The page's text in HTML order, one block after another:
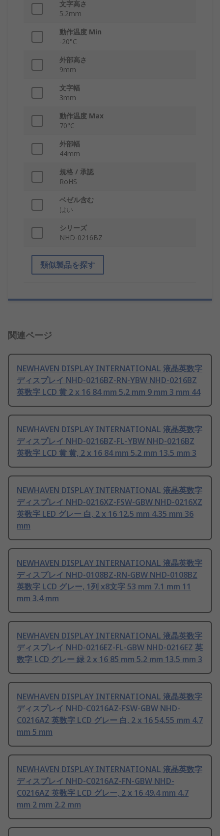
文字高さ
5.2mm
動作温度 Min
-20°C
外部高さ
9mm
文字幅
3mm
動作温度 Max
70°C
外部幅
44mm
規格 / 承認
RoHS
ベゼル含む
はい
シリーズ
NHD-0216BZ
類似製品を探す
関連ページ
NEWHAVEN DISPLAY INTERNATIONAL 液晶英数字
ディスプレイ NHD-0216BZ-RN-YBW NHD-0216BZ
英数字 LCD 黄 2 x 16 84 mm 5.2 mm 9 mm 3 mm 44
NEWHAVEN DISPLAY INTERNATIONAL 液晶英数字
ディスプレイ NHD-0216BZ-FL-YBW NHD-0216BZ
英数字 LCD 黄 黄, 2 x 16 84 mm 5.2 mm 13.5 mm 3
NEWHAVEN DISPLAY INTERNATIONAL 液晶英数字
ディスプレイ NHD-0216XZ-FSW-GBW NHD-0216XZ
英数字 LED グレー 白, 2 x 16 12.5 mm 4.35 mm 36
mm
NEWHAVEN DISPLAY INTERNATIONAL 液晶英数字
ディスプレイ NHD-0108BZ-RN-GBW NHD-0108BZ
英数字 LCD グレー, 1列 x8文字 53 mm 7.1 mm 11
mm 3.4 mm
NEWHAVEN DISPLAY INTERNATIONAL 液晶英数字
ディスプレイ NHD-0216EZ-FL-GBW NHD-0216EZ 英
数字 LCD グレー 緑 2 x 16 85 mm 5.2 mm 13.5 mm 3
NEWHAVEN DISPLAY INTERNATIONAL 液晶英数字
ディスプレイ NHD-C0216AZ-FSW-GBW NHD-
C0216AZ 英数字 LCD グレー 白, 2 x 16 54.55 mm 4.7
mm 5 mm
NEWHAVEN DISPLAY INTERNATIONAL 液晶英数字
ディスプレイ NHD-C0216AZ-FN-GBW NHD-
C0216AZ 英数字 LCD グレー, 2 x 16 49.4 mm 4.7
mm 2 mm 2.2 mm